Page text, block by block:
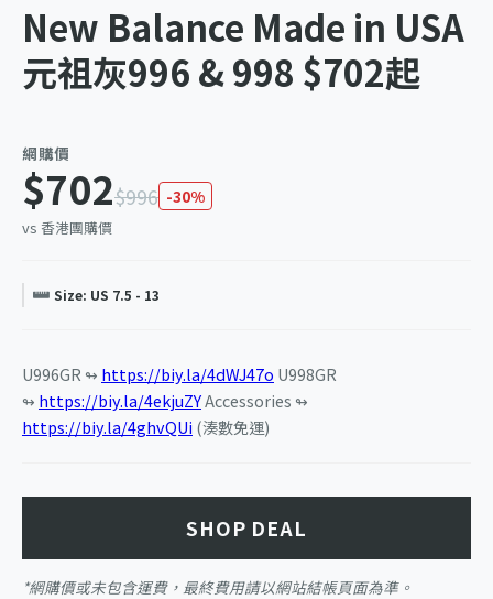
New Balance Made in USA
元祖灰996 & 998 $702起
網購價
$702$996 -30%
vs 香港團購價
Size: US 7.5 - 13
U996GR ↬ https://biy.la/4dWJ47o U998GR
↬ https://biy.la/4ekjuZYAccessories ↬
https://biy.la/4ghvQUi (湊數免運)
SHOP DEAL
*網購價或未包含運費，最終費用請以網站結帳頁面為準。